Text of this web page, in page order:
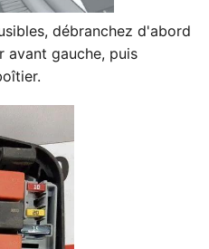
débranchez d'abord
avant gauche, puis